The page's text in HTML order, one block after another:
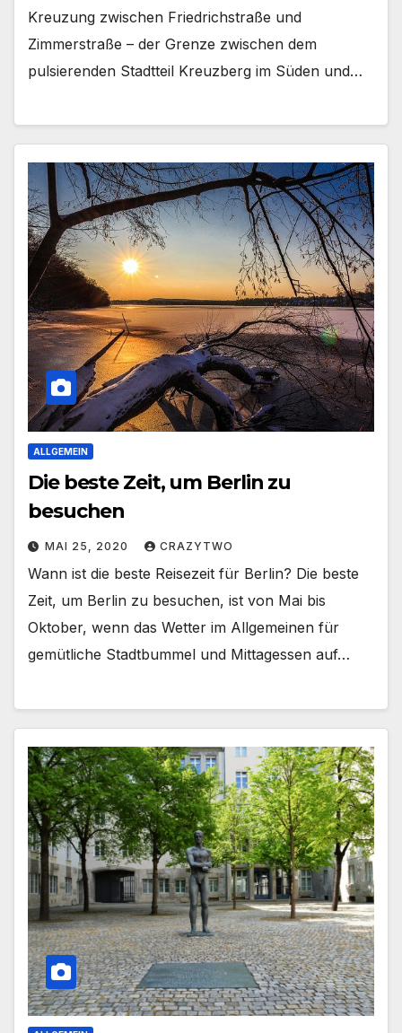
Kreuzung zwischen Friedrichstraße und
Zimmerstraße – der Grenze zwischen dem
pulsierenden Stadtteil Kreuzberg im Süden und…
ALLGEMEIN
Die beste Zeit, um Berlin zu
besuchen
MAI 25, 2020 CRAZYTWO
Wann ist die beste Reisezeit für Berlin? Die beste
Zeit, um Berlin zu besuchen, ist von Mai bis
Oktober, wenn das Wetter im Allgemeinen für
gemütliche Stadtbummel und Mittagessen auf…